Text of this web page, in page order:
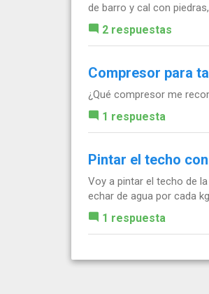
de barro y cal con
2 respuestas
Compresor para
¿Qué compresor me
1 respuesta
Pintar el techo
Voy a pintar el techo de
echar de agua por cada
1 respuesta